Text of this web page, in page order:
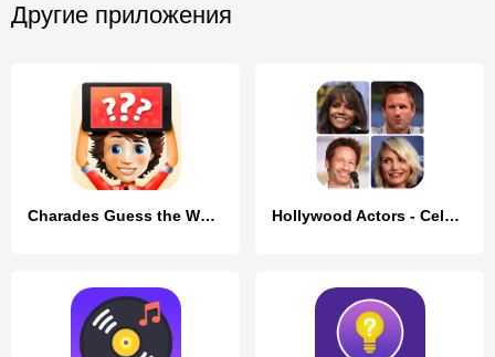
Другие приложения
Charades Guess the Word Hollywood Actors - Celebrities